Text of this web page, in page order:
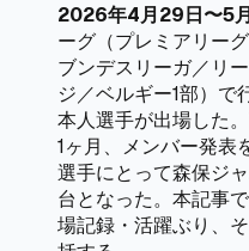
2026年4月29日〜5
ーグ（プレミアリー
ブンデスリーガ／リ
ジ／ベルギー1部）
本人選手が出場した
1ヶ月、メンバー発表
選手にとって森保ジ
台となった。本記事
場記録・活躍ぶり、